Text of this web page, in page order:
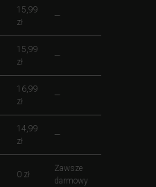
15,99
zł
—
15,99
zł
—
16,99
zł
—
14,99
zł
—
0 zł
Zawsze
darmowy